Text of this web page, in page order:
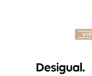
Freeport